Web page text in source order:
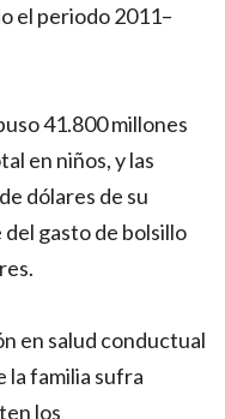
el periodo 2011–
41.800 millones
en niños, y las
dólares de su
gasto de bolsillo
en salud conductual
la familia sufra
los